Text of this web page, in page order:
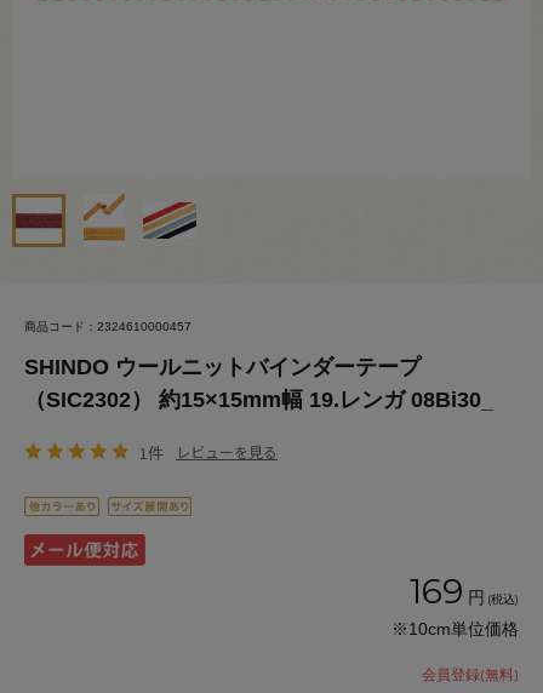
商品コード：2324610000457
SHINDO ウールニットバインダーテープ
（SIC2302） 約15×15mm幅 19.レンガ 08Bi30_
1件 レビューを見る
169 円 (税込)
※10cm単位価格
会員登録(無料)